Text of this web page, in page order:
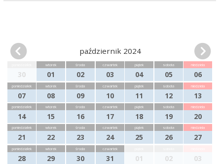
październik 2024
30
wtorek
01
środa
02
czwartek
03
piątek
04
sobota
05
niedziela
06
poniedziałek
07
wtorek
08
środa
09
czwartek
10
piątek
11
sobota
12
niedziela
13
poniedziałek
14
wtorek
15
środa
16
czwartek
17
piątek
18
sobota
19
niedziela
20
poniedziałek
21
wtorek
22
środa
23
czwartek
24
piątek
25
sobota
26
niedziela
27
poniedziałek
28
wtorek
29
środa
30
czwartek
31 01 02 03